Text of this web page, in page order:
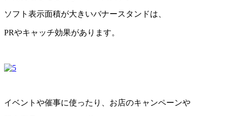
ソフト表示面積が大きいバナースタンドは、
PRやキャッチ効果があります。
イベントや催事に使ったり、お店のキャンペーンや